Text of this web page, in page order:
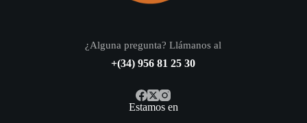
¿Alguna pregunta? Llámanos al
+(34) 956 81 25 30
Estamos en